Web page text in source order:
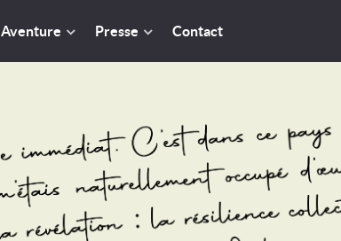
Aventure Presse Contact